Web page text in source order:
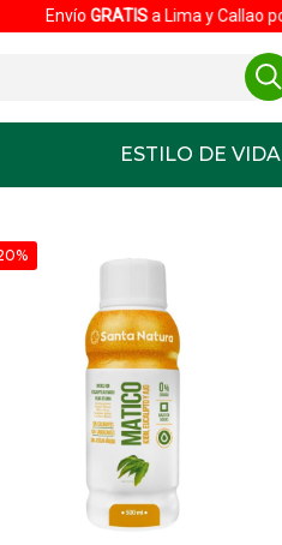
a S/249
ESTILO DE VIDA